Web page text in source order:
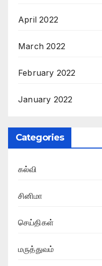
April 2022
March 2022
February 2022
January 2022
Categories
கல்வி
சினிமா
செய்திகள்
மருத்துவம்